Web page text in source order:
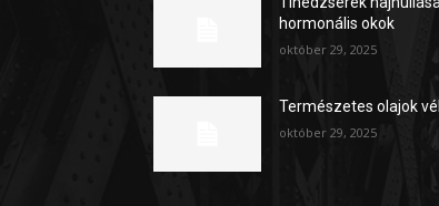
hormonális okok
október 29, 2025
Természetes olajok
október 29, 2025